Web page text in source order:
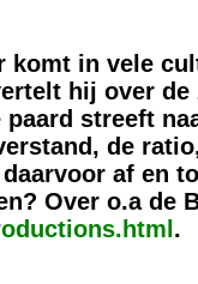
komt in vele
hij over
paard streeft
de
af en
Over o.a de
.